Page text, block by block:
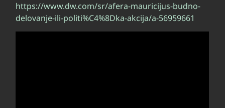
https://www.dw.com/sr/afera-mauricijus-budno-
delovanje-ili-politi%C4%8Dka-akcija/a-56959661